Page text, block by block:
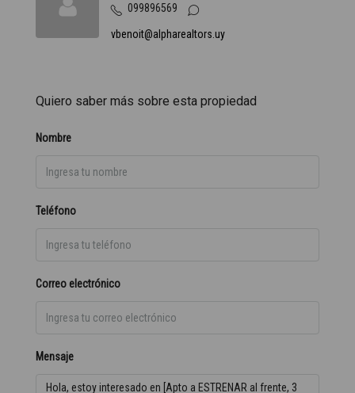
099896569
vbenoit@alpharealtors.uy
Quiero saber más sobre esta propiedad
Nombre
Teléfono
Correo electrónico
Mensaje